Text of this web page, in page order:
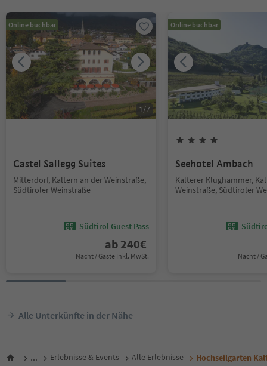
Online buchbar
1/7
Castel Sallegg Suites
Mitterdorf, Kaltern an der Weinstraße,
Südtiroler Weinstraße
Südtirol Guest Pass
ab 240€
Nacht / Gäste Inkl. MwSt.
Online buchbar
Seehotel Ambach
Kalterer Klughammer,
Weinstraße, Südtiroler
Nacht /
Alle Unterkünfte in der Nähe
... Erlebnisse & Events Alle Erlebnisse Hochseilgarten